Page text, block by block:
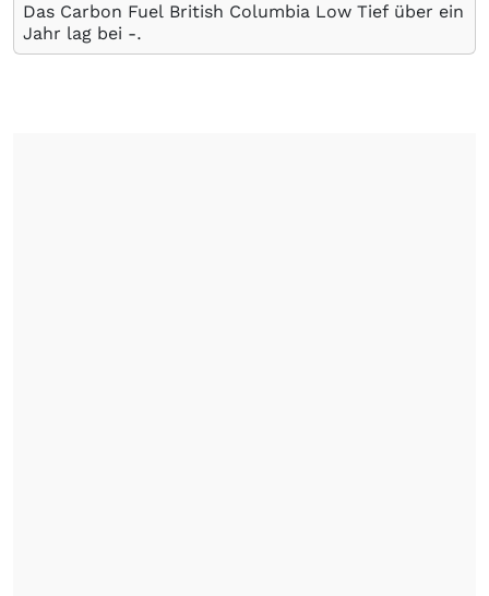
Das Carbon Fuel British Columbia Low Tief über ein
Jahr lag bei -.